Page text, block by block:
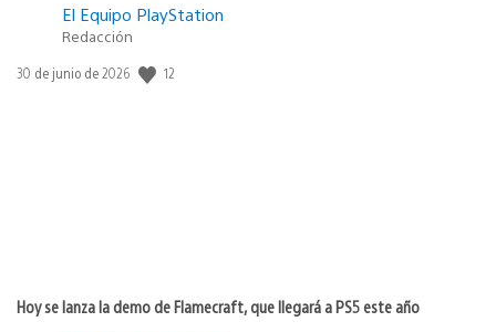
El Equipo PlayStation
Redacción
Fecha
30 de junio de 2026 12
Hoy se lanza la demo de Flamecraft, que llegará a PS5 este año